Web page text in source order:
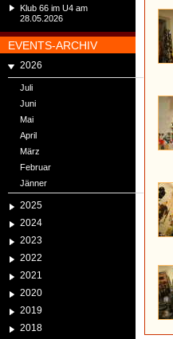
Klub 66 im U4 am
28.05.2026
EVENTS-ARCHIV
2026
Juli
Juni
Mai
April
März
Februar
Jänner
2025
2024
2023
2022
2021
2020
2019
2018